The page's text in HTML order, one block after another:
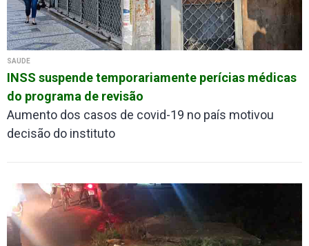
SAÚDE
INSS suspende temporariamente perícias médicas
do programa de revisão
Aumento dos casos de covid-19 no país motivou
decisão do instituto